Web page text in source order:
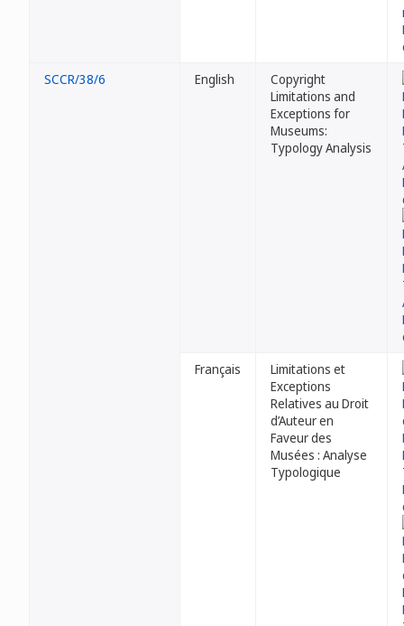
SCCR/38/6 English
Copyright
Limitations and
Exceptions for
Museums:
Typology Analysis
Français
Limitations et
Exceptions
Relatives au Droit
d’Auteur en
Faveur des
Musées : Analyse
Typologique